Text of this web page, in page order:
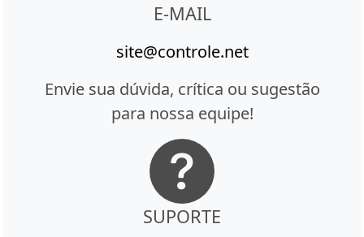
E-MAIL
site@controle.net
Envie sua dúvida, crítica ou sugestão
para nossa equipe!
SUPORTE